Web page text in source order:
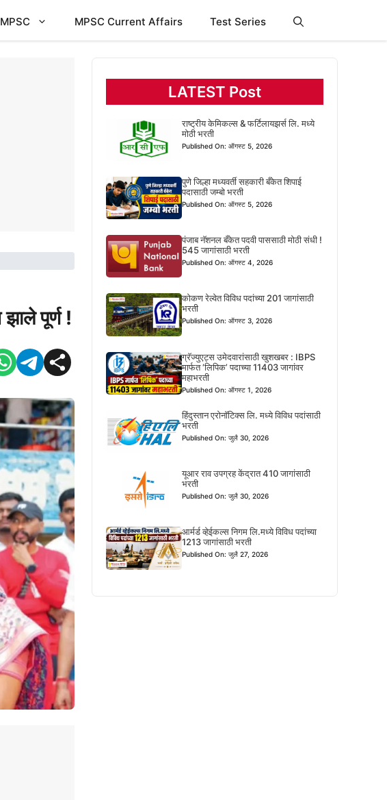
MPSC MPSC Current Affairs Test Series
पूर्ण !
LATEST Post
राष्ट्रीय केमिकल्स & फर्टिलायझर्स लि. मध्ये
मोठी भरती
Published On: ऑगस्ट 5, 2026
पुणे जिल्हा मध्यवर्ती सहकारी बँकेत शिपाई
पदासाठी जम्बो भरती
Published On: ऑगस्ट 5, 2026
पंजाब नॅशनल बँकेत पदवी पाससाठी मोठी संधी !
545 जागांसाठी भरती
Published On: ऑगस्ट 4, 2026
कोकण रेल्वेत विविध पदांच्या 201 जागांसाठी
भरती
Published On: ऑगस्ट 3, 2026
ग्रॅज्युएट्स उमेदवारांसाठी खुशखबर : IBPS
मार्फत ‘लिपिक’ पदाच्या 11403 जागांवर
महाभरती
Published On: ऑगस्ट 1, 2026
हिंदुस्तान एरोनॉटिक्स लि. मध्ये विविध पदांसाठी
भरती
Published On: जुलै 30, 2026
यूआर राव उपग्रह केंद्रात 410 जागांसाठी
भरती
Published On: जुलै 30, 2026
आर्मर्ड व्हेईकल्स निगम लि.मध्ये विविध पदांच्या
1213 जागांसाठी भरती
Published On: जुलै 27, 2026